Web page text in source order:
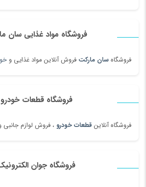
فروشگاه مواد غذایی سان
فروشگاهسان مارکت فروش آنلاین مواد غذایی و
فروشگاه قطعات خودرو
فروشگاه آنلاین قطعات خودرو ، فروش لوازم جانبی
فروشگاه جوان